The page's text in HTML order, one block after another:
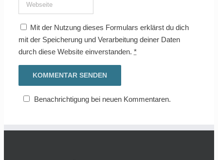
Mit der Nutzung dieses Formulars erklärst du dich
mit der Speicherung und Verarbeitung deiner Daten
durch diese Website einverstanden. *
Benachrichtigung bei neuen Kommentaren.